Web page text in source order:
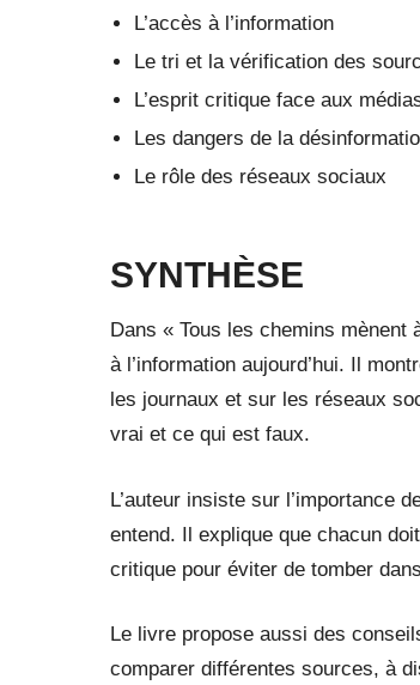
L’accès à l’information
Le tri et la vérification des
L’esprit critique face aux
Les dangers de la
Le rôle des réseaux sociaux
SYNTHÈSE
Dans « Tous les chemins
à l’information aujourd’hui. Il
les journaux et sur les réseaux
vrai et ce qui est faux.
L’auteur insiste sur l’importance
entend. Il explique que chacun
critique pour éviter de tomber
Le livre propose aussi des
comparer différentes sources, à